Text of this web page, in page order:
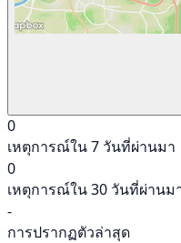
0
เหตุการณ์ใน 7 วันที่ผ่านมา
0
เหตุการณ์ใน 30 วันที่ผ่านม
-
การปรากฏตัวล่าสุด